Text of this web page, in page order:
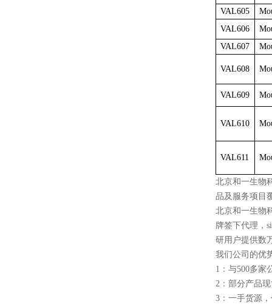
VAL605
VAL606
VAL607
VAL608
VAL609
VAL610
VAL611
北京和一生物
品及服务项目
北京和一生物
牌签下代理，
研用户提供数
我们公司的优
1：与500多家
2：部分产品
3：一手货源